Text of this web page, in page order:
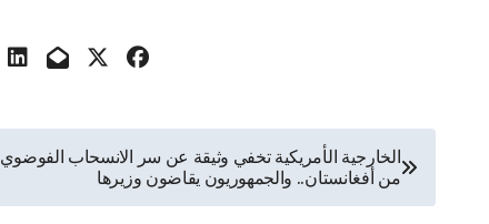
تصفّح
المقالات
الخارجية الأمريكية تخفي وثيقة عن سر الانسحاب الفوضوي
من أفغانستان.. والجمهوريون يقاضون وزيرها